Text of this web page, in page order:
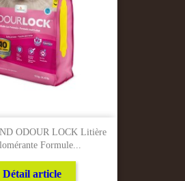
ODOUR LOCK Litière
Formule...
Détail article